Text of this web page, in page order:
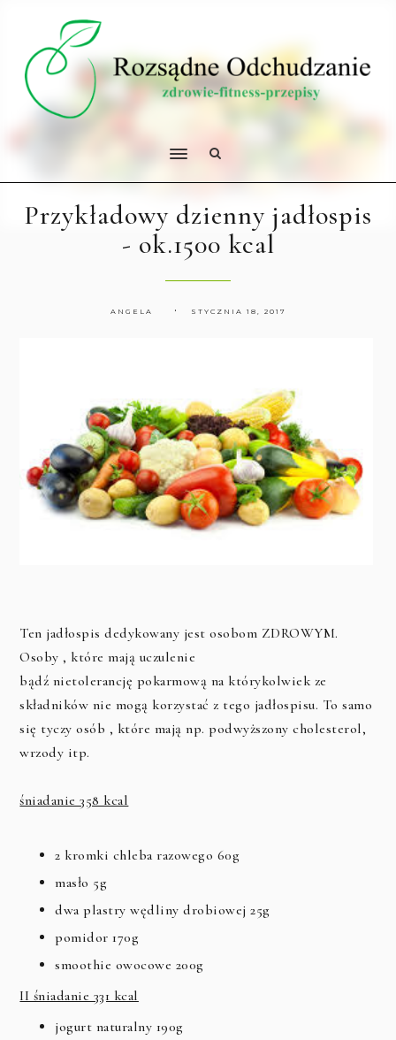
Przykładowy dzienny jadłospis
- ok.1500 kcal
ANGELA STYCZNIA 18, 2017
Ten jadłospis dedykowany jest osobom ZDROWYM.
Osoby , które mają uczulenie
bądź nietolerancję pokarmową na którykolwiek ze
składników nie mogą korzystać z tego jadłospisu. To samo
się tyczy osób , które mają np. podwyższony cholesterol,
wrzody itp.
śniadanie 358 kcal
2 kromki chleba razowego 60g
masło 5g
dwa plastry wędliny drobiowej 25g
pomidor 170g
smoothie owocowe 200g
II śniadanie 331 kcal
jogurt naturalny 190g